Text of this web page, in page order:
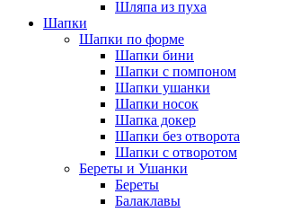
Шляпа из пуха
Шапки
Шапки по форме
Шапки бини
Шапки с помпоном
Шапки ушанки
Шапки носок
Шапка докер
Шапки без отворота
Шапки с отворотом
Береты и Ушанки
Береты
Балаклавы